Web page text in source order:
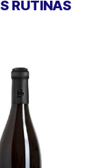
RUTINAS